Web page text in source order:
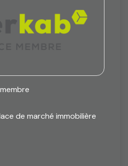
de marché immobilière